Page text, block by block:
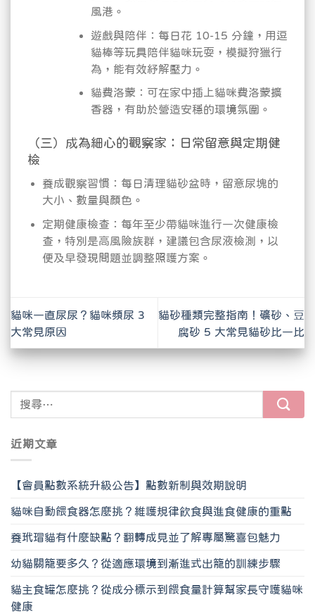
風港。
遊戲與陪伴：每日花 10-15 分鐘，用逗
貓棒等玩具陪伴貓咪玩耍，模擬狩獵行
為，能有效紓解壓力。
貓費洛蒙：可在家中插上貓咪費洛蒙擴
香器，有助於營造安穩的環境氛圍。
（三）成為細心的觀察家：日常留意與定期健
檢
養成觀察習慣：每日清理貓砂盆時，留意尿塊的
大小、數量與顏色。
定期健康檢查：每年至少帶貓咪進行一次健康檢
查，特別是高風險族群，建議包含尿液檢測，以
便及早發現問題並調整照護方案。
貓咪一直尿尿？貓咪頻尿 3
大常見原因
貓砂種類完整指南！礦砂、豆
腐砂 5 大常見貓砂比一比
近期文章
【會員點數系統升級公告】點數新制與效期說明
貓咪自動餵食器怎麼挑？維護規律飲食與進食健康的重點
養玳瑁貓有什麼缺點？翻轉成見並了解專屬驚喜包魅力
幼貓關籠要多久？從適應環境到漸進式出籠的訓練步驟
貓主食罐怎麼挑？從成分標示到餵食量計算幫家長守護貓咪
健康